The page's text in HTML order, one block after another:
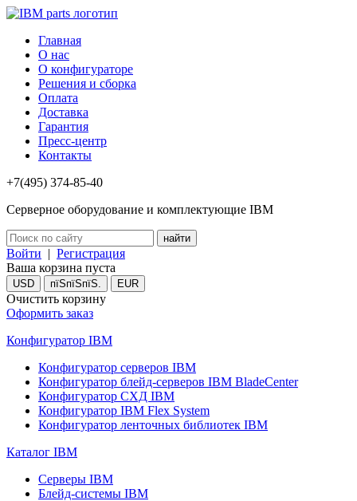
Главная
О нас
О конфигураторе
Решения и сборка
Оплата
Доставка
Гарантия
Пресс-центр
Контакты
+7(495) 374-85-40
Серверное оборудование и комплектующие IBM
Войти | Регистрация
Ваша корзина пуста
USD пїЅпїЅпїЅ. EUR
Очистить корзину
Оформить заказ
Конфигуратор IBM
Конфигуратор серверов IBM
Конфигуратор блейд-серверов IBM BladeCenter
Конфигуратор СХД IBM
Конфигуратор IBM Flex System
Конфигуратор ленточных библиотек IBM
Каталог IBM
Серверы IBM
Блейд-системы IBM